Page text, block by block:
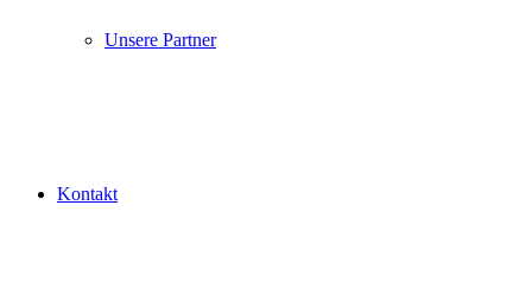
Unsere Partner
Kontakt